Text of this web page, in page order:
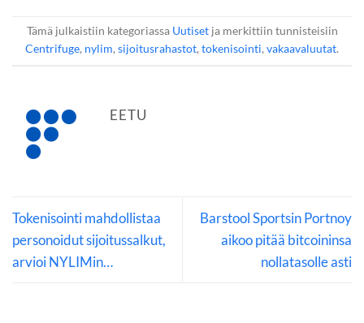
Tämä julkaistiin kategoriassa Uutisetja merkittiin tunnisteisiin
Centrifuge, nylim,sijoitusrahastot,tokenisointi,vakaavaluutat.
EETU
Tokenisointi mahdollistaa
personoidut sijoitussalkut,
arvioi NYLIMin…
Barstool Sportsin Portnoy
aikoo pitää bitcoininsa
nollatasolle asti